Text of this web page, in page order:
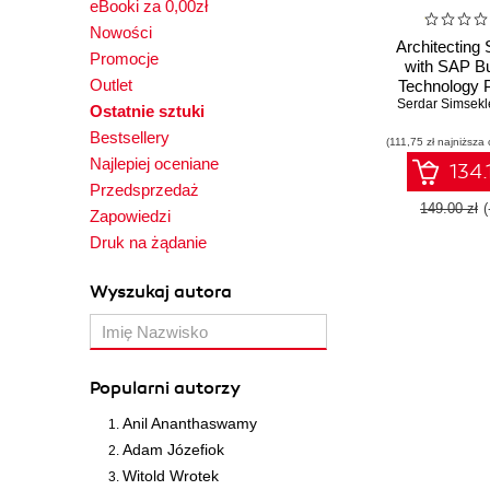
eBooki za 0,00zł
Nowości
Promocje
Outlet
Ostatnie sztuki
Bestsellery
Najlepiej oceniane
Przedsprzedaż
Zapowiedzi
Druk na żądanie
Wyszukaj autora
Popularni autorzy
Anil Ananthaswamy
Adam Józefiok
Witold Wrotek
Architecting
with SAP
Technology
An
innovating
solutions
BTP
Serdar
(111,75 zł
149.00 zł